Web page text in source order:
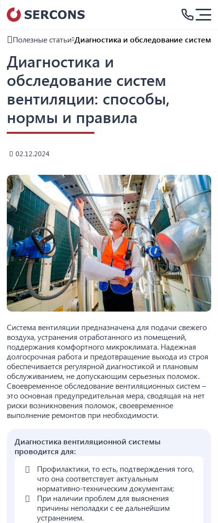
Полезные статьи Диагностика и обследование
Диагностика и
обследование систем
вентиляции: способы,
нормы и правила
02.12.2024
Система вентиляции предназначена для подачи свежего
воздуха, устранения отработанного из помещений,
поддержания комфортного микроклимата. Надежная
долгосрочная работа и предотвращение выхода из строя
обеспечивается регулярной диагностикой и плановым
обслуживанием, не допускающим серьезных поломок.
Своевременное обследование вентиляционных систем –
это основная предупредительная мера, сводящая на нет
риски возникновения поломок, своевременное
выполнение ремонтов при необходимости.
Диагностика вентиляционной системы
проводится для:
Профилактики, то есть, подтверждения того,
что она соответствует актуальным
нормативно-техническим документам;
При наличии проблем для выяснения
причины неполадки с ее дальнейшим
устранением.